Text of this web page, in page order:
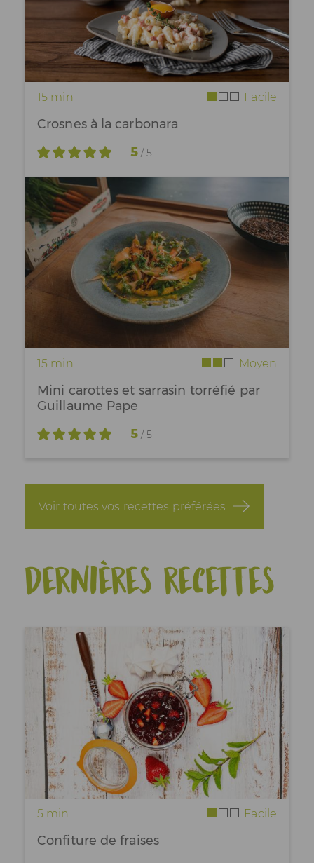
15 min Facile
Crosnes à la carbonara
5/ 5
15 min Moyen
Mini carottes et sarrasin torréfié par
Guillaume Pape
5/ 5
Voir toutes vos recettes préférées
Dernières recettes
5 min Facile
Confiture de fraises